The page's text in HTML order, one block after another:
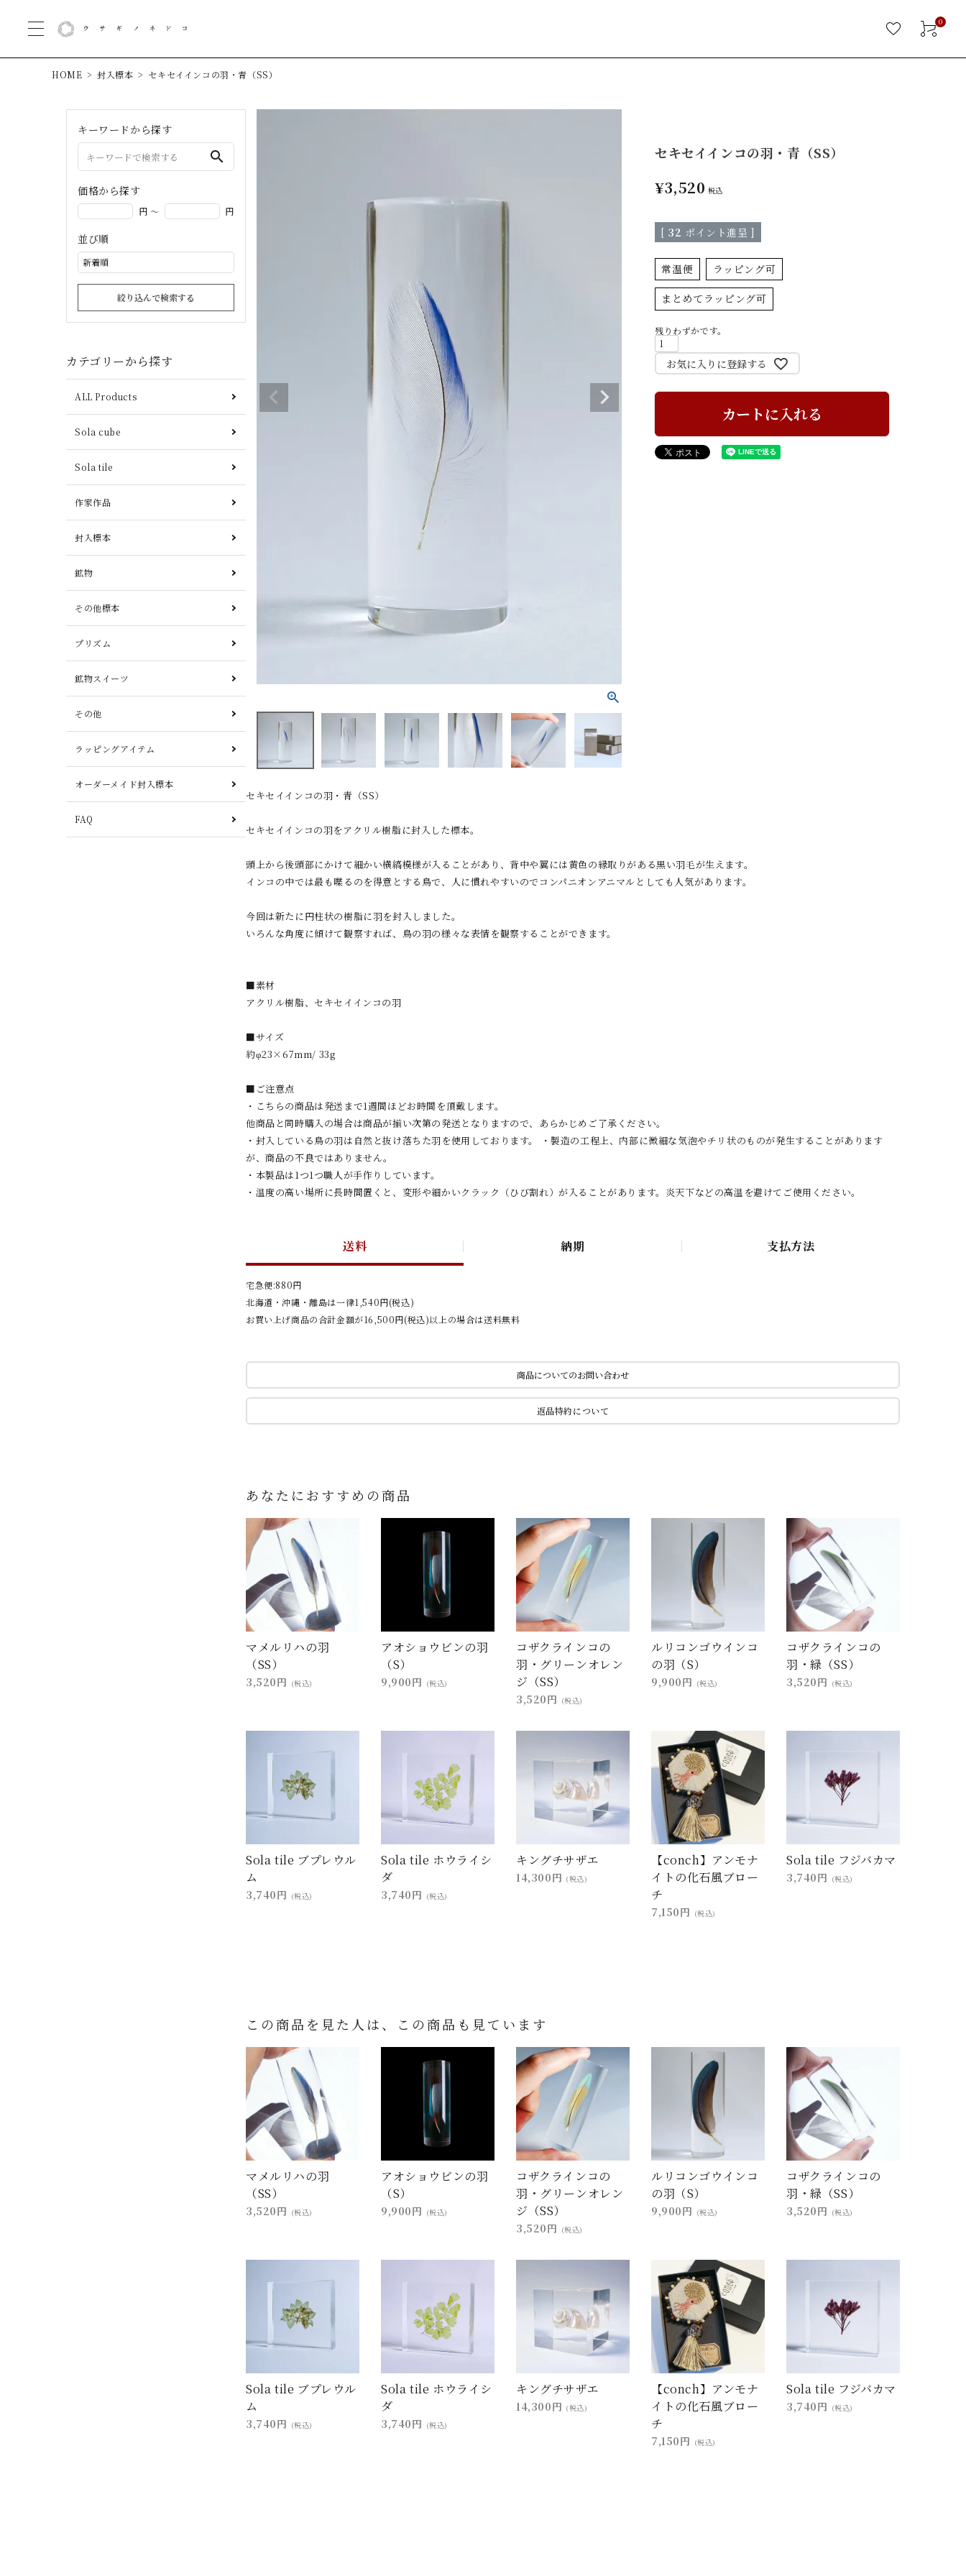
0
HOME 封入標本 セキセイインコの羽・青（SS）
キーワードから探す
search
価格から探す
円 ～ 円
並び順
絞り込んで検索する
カテゴリーから探す
ALL Products
Sola cube
Sola tile
作家作品
封入標本
鉱物
その他標本
プリズム
鉱物スイーツ
その他
ラッピングアイテム
オーダーメイド封入標本
FAQ
セキセイインコの羽・青（SS）
¥3,520 税込
[ 32 ポイント進呈 ]
常温便 ラッピング可
まとめてラッピング可
残りわずかです。
お気に入りに登録する
カートに入れる
セキセイインコの羽・青（SS）
セキセイインコの羽をアクリル樹脂に封入した標本。
頭上から後頭部にかけて細かい横縞模様が入ることがあり、背中や翼には黄色の縁取りがある黒い羽毛が生えます。
インコの中では最も喋るのを得意とする鳥で、人に慣れやすいのでコンパニオンアニマルとしても人気があります。
今回は新たに円柱状の樹脂に羽を封入しました。
いろんな角度に傾けて観察すれば、鳥の羽の様々な表情を観察することができます。
■素材
アクリル樹脂、セキセイインコの羽
■サイズ
約φ23×67mm/ 33g
■ご注意点
・こちらの商品は発送まで1週間ほどお時間を頂戴します。
他商品と同時購入の場合は商品が揃い次第の発送となりますので、あらかじめご了承ください。
・封入している鳥の羽は自然と抜け落ちた羽を使用しております。 ・製造の工程上、内部に微細な気泡やチリ状のものが発生することがあります
が、商品の不良ではありません。
・本製品は1つ1つ職人が手作りしています。
・温度の高い場所に長時間置くと、変形や細かいクラック（ひび割れ）が入ることがあります。炎天下などの高温を避けてご使用ください。
送料 納期 支払方法
宅急便:880円
北海道・沖縄・離島は一律1,540円(税込)
お買い上げ商品の合計金額が16,500円(税込)以上の場合は送料無料
商品についてのお問い合わせ
返品特約について
あなたにおすすめの商品
マメルリハの羽
（SS）
3,520円 (税込)
アオショウビンの羽
（S）
9,900円 (税込)
コザクラインコの
羽・グリーンオレン
ジ（SS）
3,520円 (税込)
ルリコンゴウインコ
の羽（S）
9,900円 (税込)
コザクラインコの
羽・緑（SS）
3,520円 (税込)
Sola tile ブプレウル
ム
3,740円 (税込)
Sola tile ホウライシ
ダ
3,740円 (税込)
キングチサザエ
14,300円 (税込)
【conch】アンモナ
イトの化石風ブロー
チ
7,150円 (税込)
Sola tile フジバカマ
3,740円 (税込)
この商品を見た人は、この商品も見ています
マメルリハの羽
（SS）
3,520円 (税込)
アオショウビンの羽
（S）
9,900円 (税込)
コザクラインコの
羽・グリーンオレン
ジ（SS）
3,520円 (税込)
ルリコンゴウインコ
の羽（S）
9,900円 (税込)
コザクラインコの
羽・緑（SS）
3,520円 (税込)
Sola tile ブプレウル
ム
3,740円 (税込)
Sola tile ホウライシ
ダ
3,740円 (税込)
キングチサザエ
14,300円 (税込)
【conch】アンモナ
イトの化石風ブロー
チ
7,150円 (税込)
Sola tile フジバカマ
3,740円 (税込)